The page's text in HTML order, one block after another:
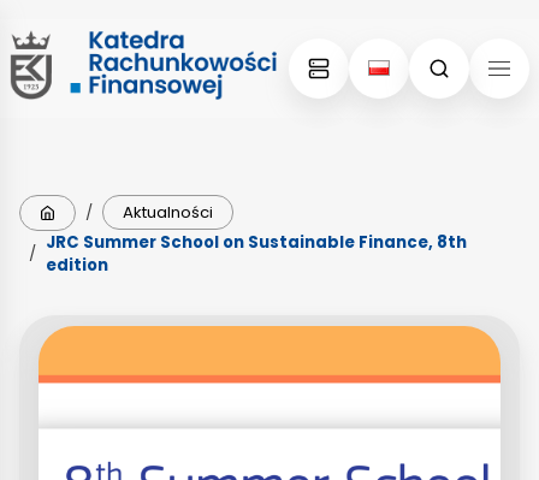
Skip
to
content
Skip
to
menu
Strona główna
/
Aktualności
/ JRC Summer School on Sustainable Finance, 8th
edition